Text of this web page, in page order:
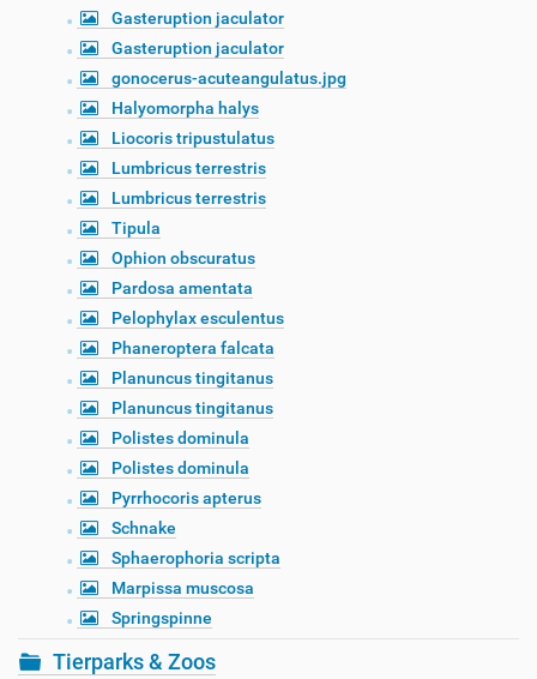
Gasteruption jaculator
Gasteruption jaculator
gonocerus-acuteangulatus.jpg
Halyomorpha halys
Liocoris tripustulatus
Lumbricus terrestris
Lumbricus terrestris
Tipula
Ophion obscuratus
Pardosa amentata
Pelophylax esculentus
Phaneroptera falcata
Planuncus tingitanus
Planuncus tingitanus
Polistes dominula
Polistes dominula
Pyrrhocoris apterus
Schnake
Sphaerophoria scripta
Marpissa muscosa
Springspinne
Tierparks & Zoos